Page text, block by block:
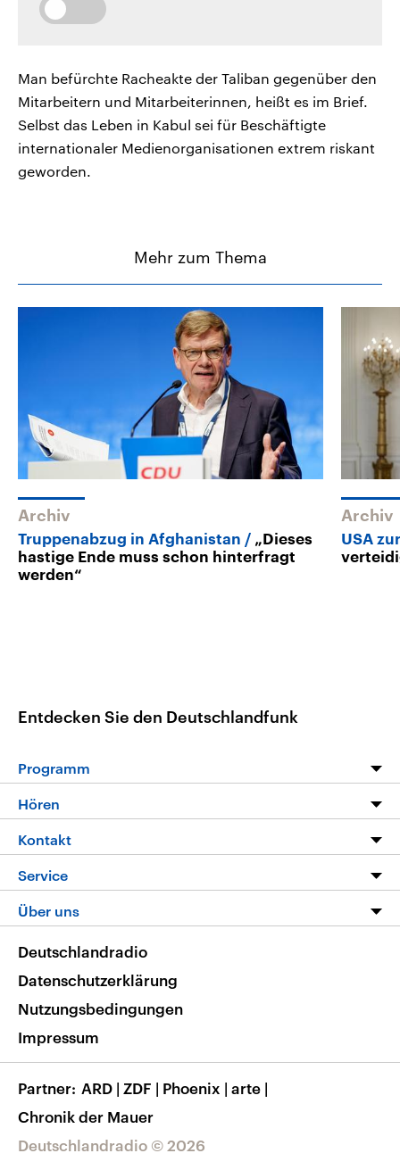
Man befürchte Racheakte der Taliban gegenüber den
Mitarbeitern und Mitarbeiterinnen, heißt es im Brief.
Selbst das Leben in Kabul sei für Beschäftigte
internationaler Medienorganisationen extrem riskant
geworden.
Mehr zum Thema
Archiv
Truppenabzug in Afghanistan
„Dieses
hastige Ende muss schon hinterfragt
werden“
Archiv
USA
Entdecken Sie den Deutschlandfunk
Programm
Programm
Die Nachrichten
Nachrichtenleicht
Neue Beiträge auf dlf.de
Hören
Livestream
Podcasts
Deutschlandfunk App
Nachrichten App
Frequenzen
Kontakt
Hörerservice
Service
FAQ
Veranstaltungen
Musikliste
RSS
Über uns
Barrierefreiheit
Deutschlandradio © 2026
Deutschlandradio
Datenschutzerklärung
Nutzungsbedingungen
Impressum
Partner ARD | ZDF | Phoenix | arte |
Chronik der Mauer